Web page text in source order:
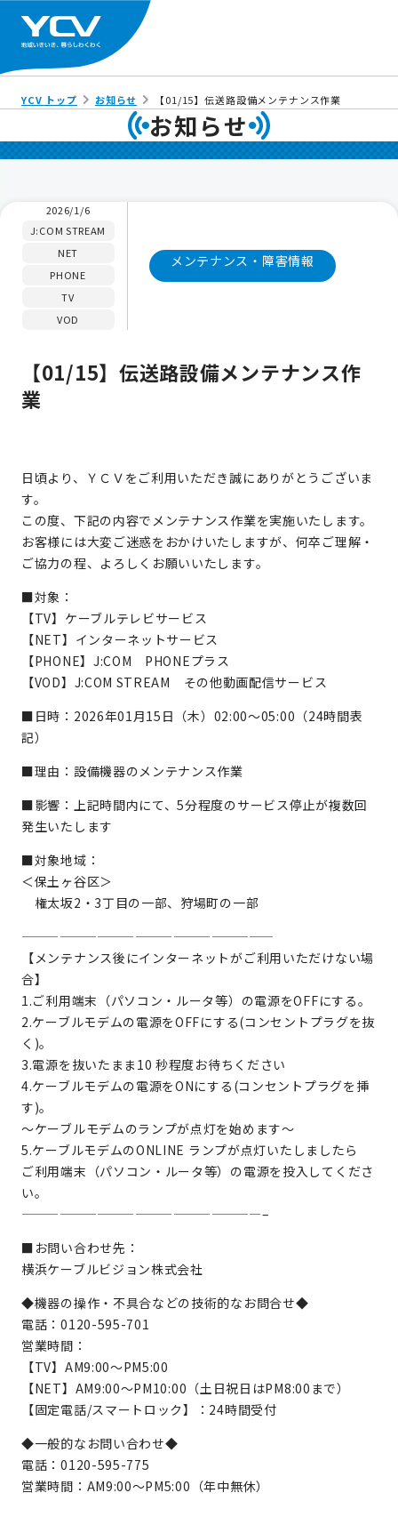
YCV トップ お知らせ 【01/15】伝送路設備メンテナンス作業
お知らせ
2026/1/6
J:COM STREAM
NET
PHONE
TV
VOD
メンテナンス・障害情報
【01/15】伝送路設備メンテナンス作
業
日頃より、ＹＣＶをご利用いただき誠にありがとうございま
す。
この度、下記の内容でメンテナンス作業を実施いたします。
お客様には大変ご迷惑をおかけいたしますが、何卒ご理解・
ご協力の程、よろしくお願いいたします。
■対象：
【TV】ケーブルテレビサービス
【NET】インターネットサービス
【PHONE】J:COM PHONEプラス
【VOD】J:COM STREAM その他動画配信サービス
■日時：2026年01月15日（木）02:00～05:00（24時間表
記）
■理由：設備機器のメンテナンス作業
■影響：上記時間内にて、5分程度のサービス停止が複数回
発生いたします
■対象地域：
＜保土ヶ谷区＞
権太坂2・3丁目の一部、狩場町の一部
————————————————————
【メンテナンス後にインターネットがご利用いただけない場
合】
1.ご利用端末（パソコン・ルータ等）の電源をOFFにする。
2.ケーブルモデムの電源をOFFにする(コンセントプラグを抜
く)。
3.電源を抜いたまま10 秒程度お待ちください
4.ケーブルモデムの電源をONにする(コンセントプラグを挿
す)。
～ケーブルモデムのランプが点灯を始めます～
5.ケーブルモデムのONLINE ランプが点灯いたしましたら
ご利用端末（パソコン・ルータ等）の電源を投入してくださ
い。
———————————————————–
■お問い合わせ先：
横浜ケーブルビジョン株式会社
◆機器の操作・不具合などの技術的なお問合せ◆
電話：0120-595-701
営業時間：
【TV】AM9:00～PM5:00
【NET】AM9:00～PM10:00（土日祝日はPM8:00まで）
【固定電話/スマートロック】：24時間受付
◆一般的なお問い合わせ◆
電話：0120-595-775
営業時間：AM9:00～PM5:00（年中無休）